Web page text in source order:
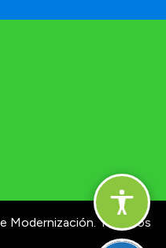
Modernización. Términos